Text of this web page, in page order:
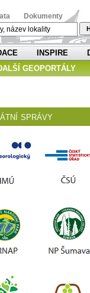
Dokumenty
INSPIRE
GEOPORTÁLY
správy